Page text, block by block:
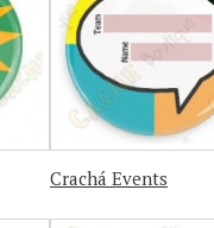
Crachá Events